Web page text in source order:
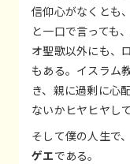
信仰心がなくとも
と一口で言っても
オ聖歌以外にも、
もある。イスラム
き、親に過剰に心
ないかヒヤヒヤし
そして僕の人生で
ゲエである。